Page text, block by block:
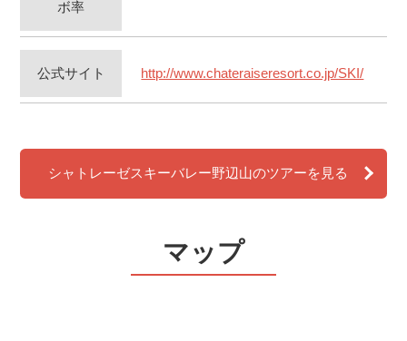
ボ率
公式サイト http://www.chateraiseresort.co.jp/SKI/
シャトレーゼスキーバレー野辺山のツアーを見る
マップ